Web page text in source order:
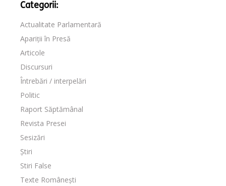
Categorii:
Actualitate Parlamentară
Apariții în Presă
Articole
Discursuri
Întrebări / interpelări
Politic
Raport Săptămânal
Revista Presei
Sesizări
Știri
Stiri False
Texte Românești